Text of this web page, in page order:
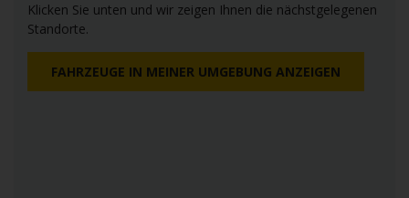
Klicken Sie unten und wir zeigen Ihnen die nächstgelegenen
Standorte.
FAHRZEUGE IN MEINER UMGEBUNG ANZEIGEN